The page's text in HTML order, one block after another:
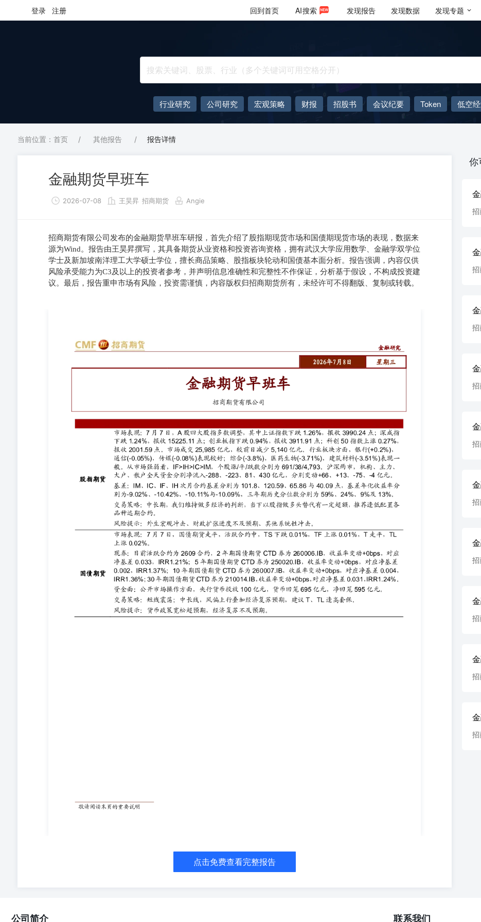
登录 注册 回到首页 AI搜索 发现报告 发现数据 发现专题
行业研究 公司研究 宏观策略 财报 招股书 会议纪要 Token 低空
AIGC
大模型
当前位置：首页 / 其他报告 / 报告详情
金融期货早班车
2026-07-08 王昊昇 招商期货 Angie
招商期货有限公司发布的金融期货早班车研报，首先介绍了股指期现货市场和国债期现货市场的表现，数据来
源为Wind。报告由王昊昇撰写，其具备期货从业资格和投资咨询资格，拥有武汉大学应用数学、金融学双学位
学士及新加坡南洋理工大学硕士学位，擅长商品策略、股指板块轮动和国债基本面分析。报告强调，内容仅供
风险承受能力为C3及以上的投资者参考，并声明信息准确性和完整性不作保证，分析基于假设，不构成投资建
议。最后，报告重申市场有风险，投资需谨慎，内容版权归招商期货所有，未经许可不得翻版、复制或转载。
面进行多角度分析，专注股债商结合的大类资产研究。 重要声明 本报告由招商期货有限公司（以下简称“本公司”）编制，本公
司具有中国证监会许可的期货投资咨询业务资格（证监许可【2011】1291号）。《证券期货投资者适当性管理办法》于2017年7
月1日起正式实施，本报告发布的观点和信息仅供经招商期货有限公司评估风险承受能力为C3及C3以上类别的投资者参考。若您
的风险承受能力不满足上述条件，请取消订阅、接收或使用本研报中的任何信息。请您审慎考察金融产品或服务的风险及特征，
根据自身的风险承受能力自行作出投资决定并自主承担投资风险。 本报告基于合法取得的信息，但招商期货对这些信息的准确
性和完整性不作任何保证。本报告所包含的分析基于各种假设，不同假设可能导致分析结果出现重大不同。报告中的内容和意见
仅供参考，并不构成对所述品种买卖的出价或对任何人的投资建议，招商期货不会因接收人收到此报告而视他们为其客户。投资
参考因素，亦不应认为本报告可取代自己的判断。除法律或规则规定必须承担的责任外，招商期货及其员工不对使用本报告及其
内容所引发的任何直接或间接损失负任何责任。 本报告版权归招商期货所有，未经招商期货事先书面许可，任何机构和个人均
不得以任何形式翻版、复制、引用或转载。
点击免费查看完整报告
你
招
招
招
招
招
招
招
招
招
招
公司简介 联系我们